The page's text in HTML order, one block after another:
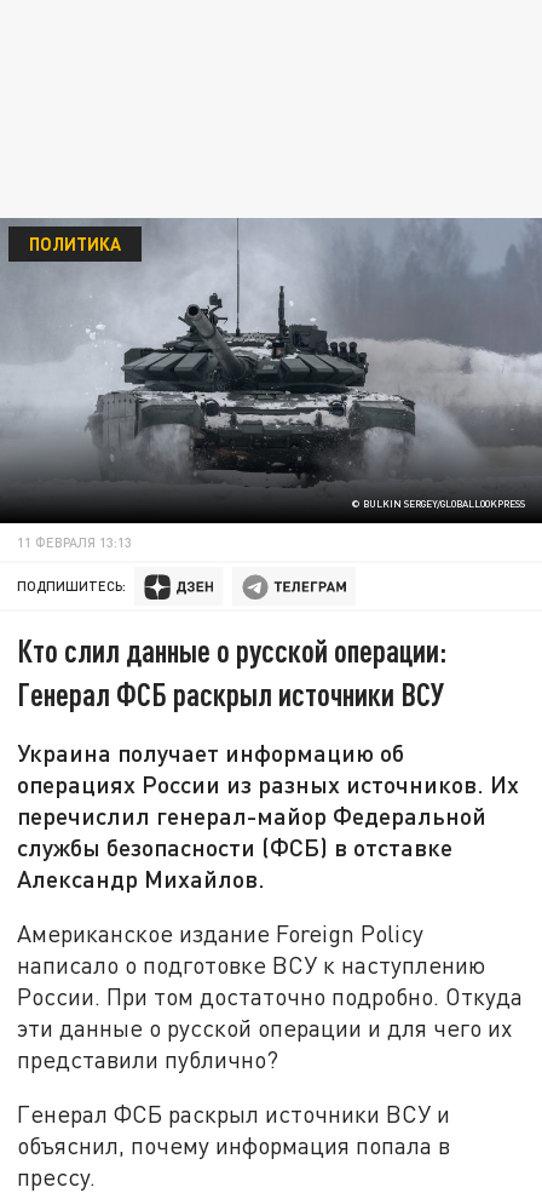
© BULKIN SERGEY/GLOBALLOOKPRESS
ПОЛИТИКА
11 ФЕВРАЛЯ 13:13
ПОДПИШИТЕСЬ:
Кто слил данные о русской операции:
Генерал ФСБ раскрыл источники ВСУ
Украина получает информацию об
операциях России из разных источников. Их
перечислил генерал-майор Федеральной
службы безопасности (ФСБ) в отставке
Александр Михайлов.
Американское издание Foreign Policy
написало о подготовке ВСУ к наступлению
России. При том достаточно подробно. Откуда
эти данные о русской операции и для чего их
представили публично?
Генерал ФСБ раскрыл источники ВСУ и
объяснил, почему информация попала в
прессу.